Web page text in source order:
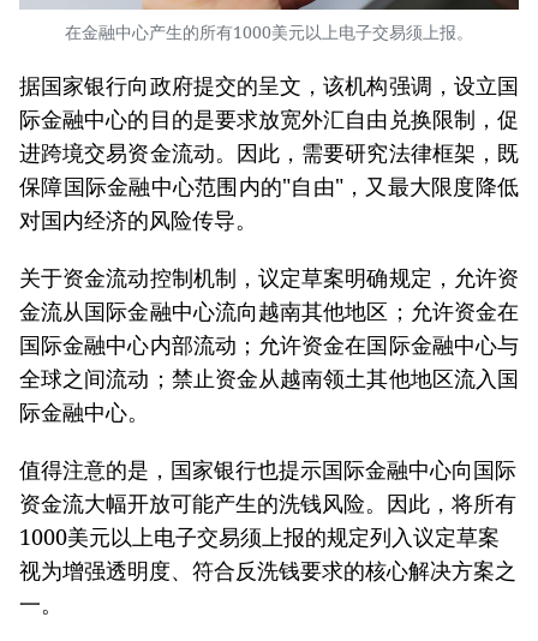
在金融中心产生的所有1000美元以上电子交易须上报。
据国家银行向政府提交的呈文，该机构强调，设立国
际金融中心的目的是要求放宽外汇自由兑换限制，促
进跨境交易资金流动。因此，需要研究法律框架，既
保障国际金融中心范围内的"自由"，又最大限度降低
对国内经济的风险传导。
关于资金流动控制机制，议定草案明确规定，允许资
金流从国际金融中心流向越南其他地区；允许资金在
国际金融中心内部流动；允许资金在国际金融中心与
全球之间流动；禁止资金从越南领土其他地区流入国
际金融中心。
值得注意的是，国家银行也提示国际金融中心向国际
资金流大幅开放可能产生的洗钱风险。因此，将所有
1000美元以上电子交易须上报的规定列入议定草案
视为增强透明度、符合反洗钱要求的核心解决方案之
一。